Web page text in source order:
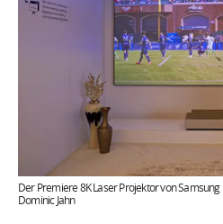
Der Premiere 8K Laser Projektor von
Dominic Jahn